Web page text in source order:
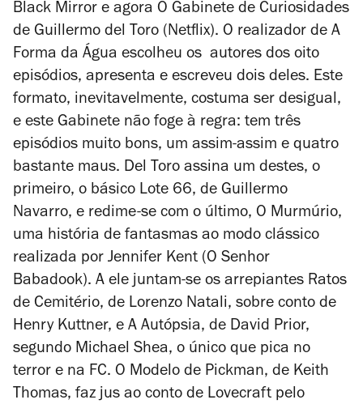
Black Mirror e agora O Gabinete de Curiosidades
de Guillermo del Toro (Netflix). O realizador de A
Forma da Água escolheu os autores dos oito
episódios, apresenta e escreveu dois deles. Este
formato, inevitavelmente, costuma ser desigual,
e este Gabinete não foge à regra: tem três
episódios muito bons, um assim-assim e quatro
bastante maus. Del Toro assina um destes, o
primeiro, o básico Lote 66, de Guillermo
Navarro, e redime-se com o último, O Murmúrio,
uma história de fantasmas ao modo clássico
realizada por Jennifer Kent (O Senhor
Babadook). A ele juntam-se os arrepiantes Ratos
de Cemitério, de Lorenzo Natali, sobre conto de
Henry Kuttner, e A Autópsia, de David Prior,
segundo Michael Shea, o único que pica no
terror e na FC. O Modelo de Pickman, de Keith
Thomas, faz jus ao conto de Lovecraft pelo